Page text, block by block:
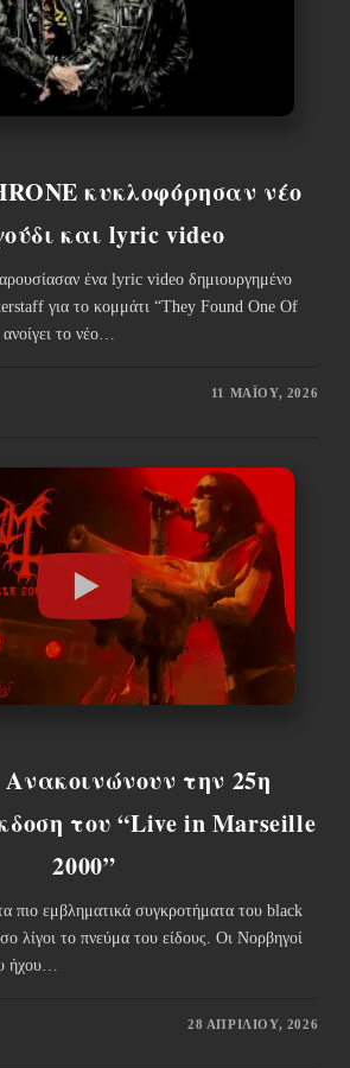
κυκλοφόρησαν νέο
και lyric video
ένα lyric video δημιουργημένο
για το κομμάτι “They Found One Of
το νέο…
11 ΜΑΪ́ΟΥ, 2026
την 25η
του “Live in Marseille
2000”
πιο εμβληματικά συγκροτήματα του black
λίγοι το πνεύμα του είδους. Οι Νορβηγοί
ήχου…
28 ΑΠΡΙΛΊΟΥ, 2026